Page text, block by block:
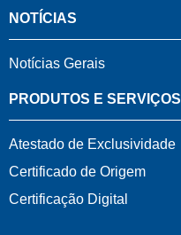
NOTÍCIAS
Notícias Gerais
PRODUTOS E SERVIÇOS
Atestado de Exclusividade
Certificado de Origem
Certificação Digital